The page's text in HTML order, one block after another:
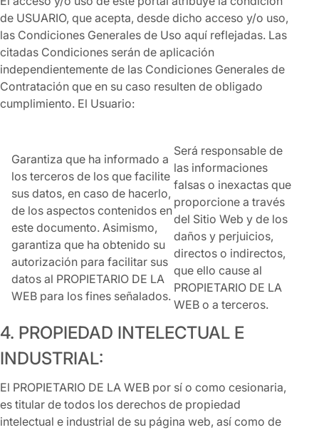
de USUARIO, que acepta, desde dicho acceso y/o uso,
las Condiciones Generales de Uso aquí reflejadas. Las
citadas Condiciones serán de aplicación
independientemente de las Condiciones Generales de
Contratación que en su caso resulten de obligado
cumplimiento. El Usuario:
Garantiza que ha informado a
los terceros de los que facilite
sus datos, en caso de hacerlo,
de los aspectos contenidos en
este documento. Asimismo,
garantiza que ha obtenido su
autorización para facilitar sus
datos al PROPIETARIO DE LA
WEB para los fines señalados.
Será responsable de
las informaciones
falsas o inexactas que
proporcione a través
del Sitio Web y de los
daños y perjuicios,
directos o indirectos,
que ello cause al
PROPIETARIO DE LA
WEB o a terceros.
4. PROPIEDAD INTELECTUAL E
INDUSTRIAL:
El PROPIETARIO DE LA WEB por sí o como cesionaria,
es titular de todos los derechos de propiedad
intelectual e industrial de su página web, así como de